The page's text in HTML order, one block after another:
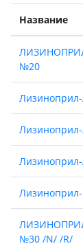
Название
№20
№30 /N/ /R/